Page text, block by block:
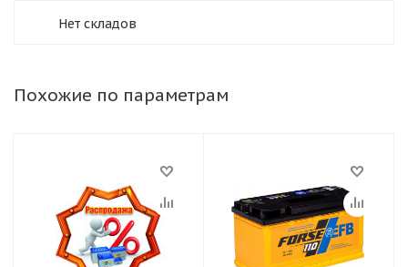
Нет складов
Похожие по параметрам